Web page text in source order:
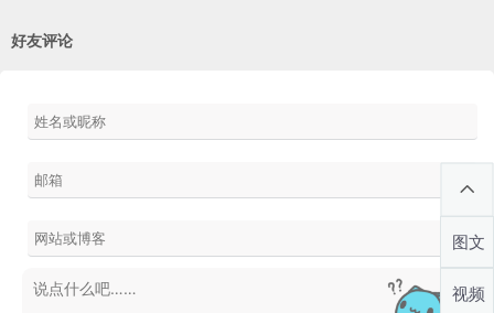
好友评论
图文
视频